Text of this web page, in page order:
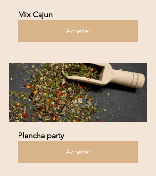
Mix Cajun
Acheter
Plancha party
Acheter